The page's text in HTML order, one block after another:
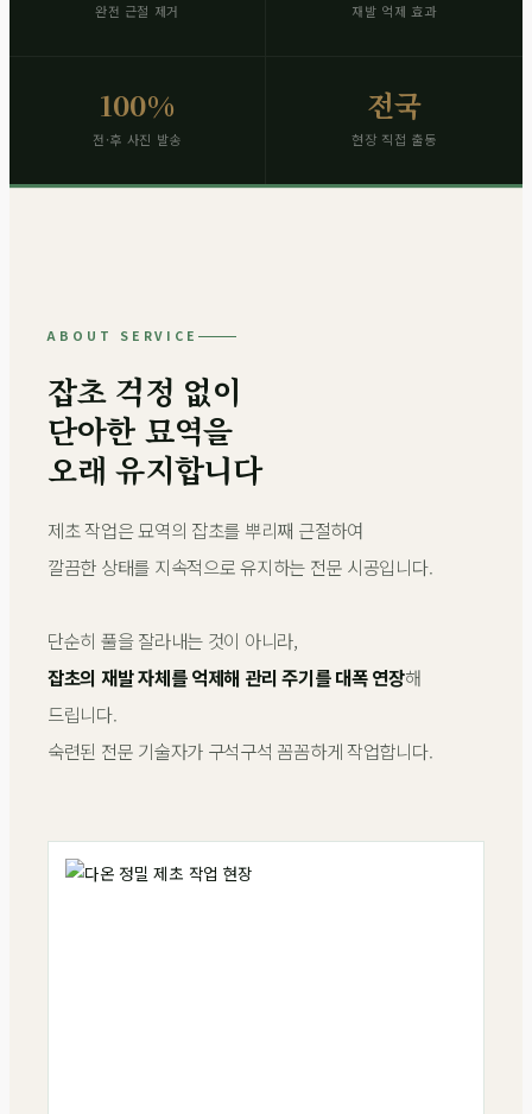
완전 근절 제거 재발 억제 효과
100%
전·후 사진 발송
전국
현장 직접 출동
ABOUT SERVICE
잡초 걱정 없이
단아한 묘역을
오래 유지합니다
제초 작업은 묘역의 잡초를 뿌리째 근절하여
깔끔한 상태를 지속적으로 유지하는 전문 시공입니다.
단순히 풀을 잘라내는 것이 아니라,
잡초의 재발 자체를 억제해 관리 주기를 대폭 연장해
드립니다.
숙련된 전문 기술자가 구석구석 꼼꼼하게 작업합니다.